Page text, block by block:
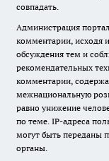
совпадать.
Администрация
комментарии, исходя
обсуждения тем и
рекомендательных
комментарии,
межнациональную
равно унижение
по теме. IP-адреса
могут быть переданы
органы.